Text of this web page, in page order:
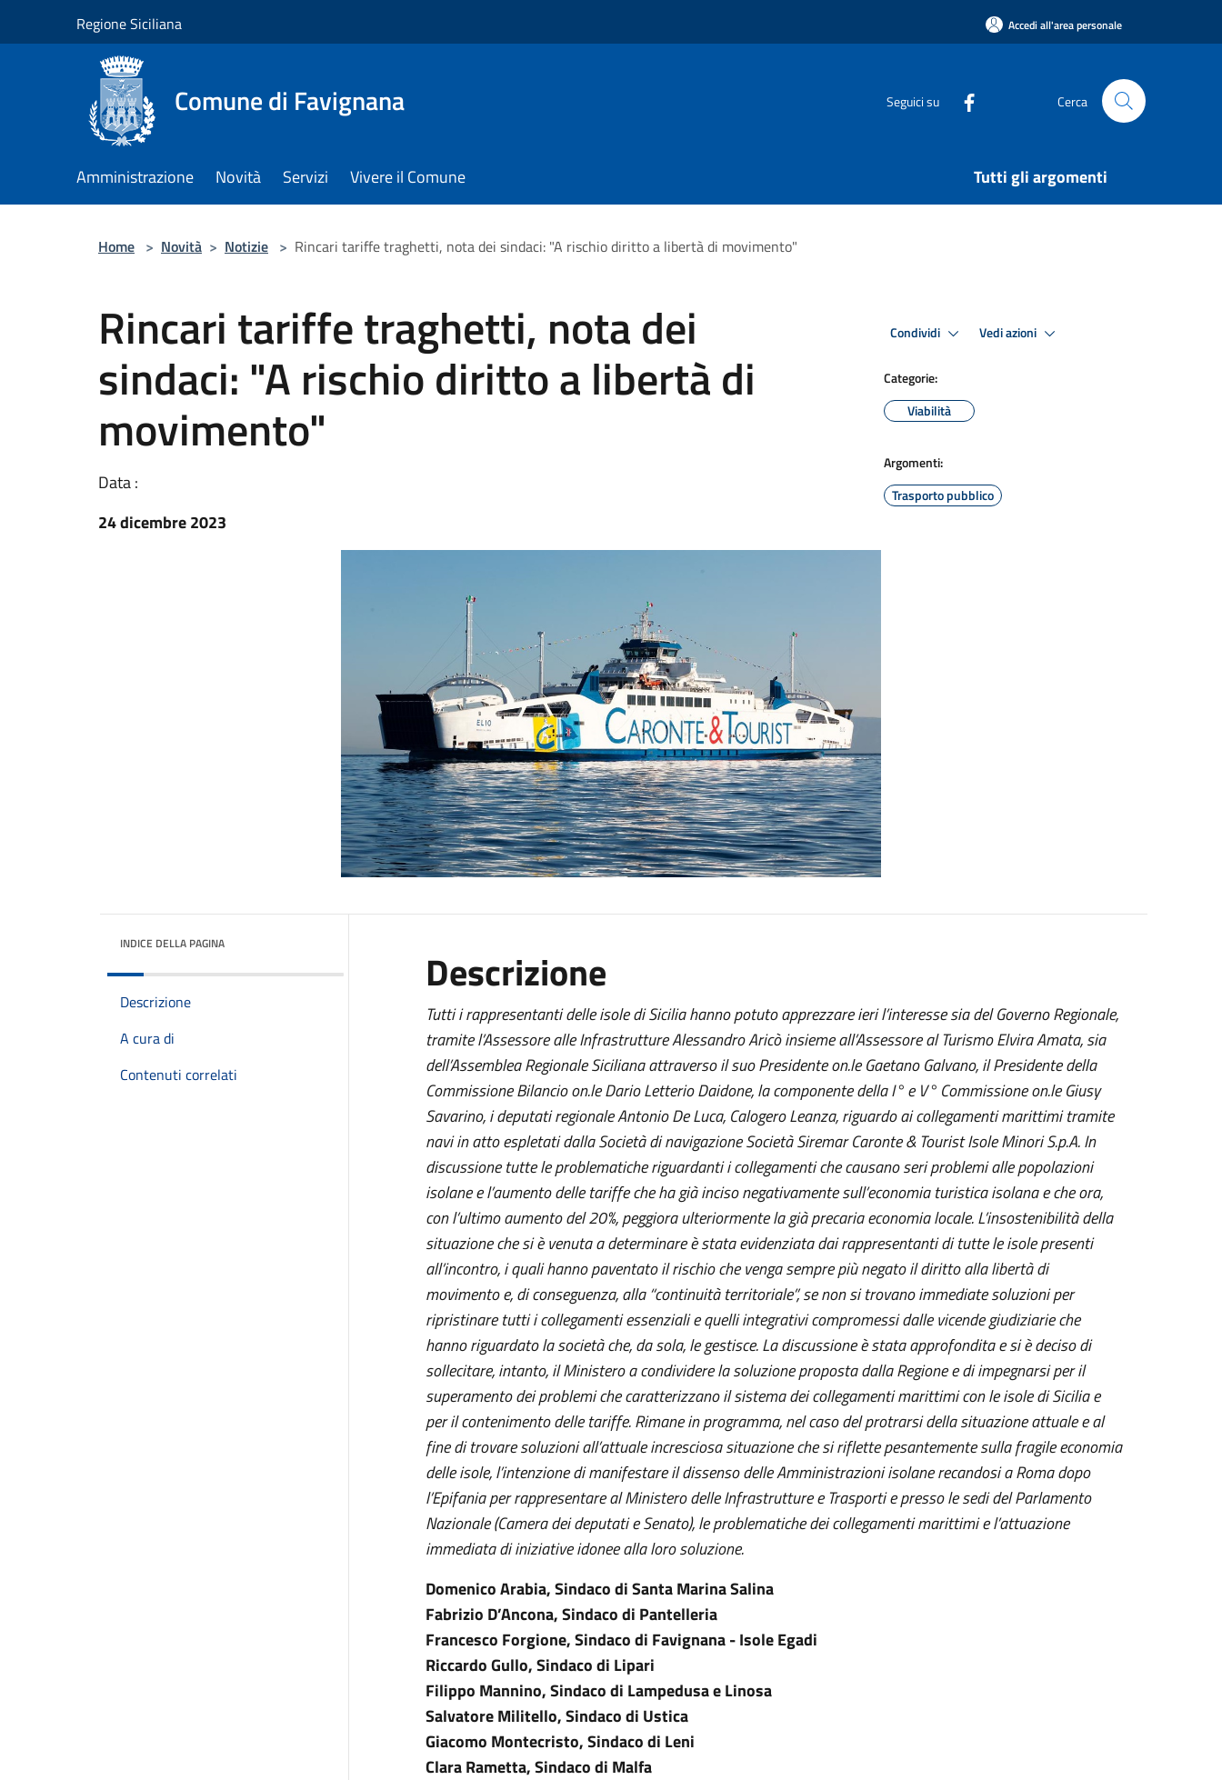
Regione Siciliana Accedi all'area personale
Comune di Favignana Seguici su Cerca
Amministrazione Novità Servizi Vivere il Comune Tutti gli argomenti
Home > Novità > Notizie > Rincari tariffe traghetti, nota dei sindaci: "A rischio diritto a libertà di movimento"
Rincari tariffe traghetti, nota dei
sindaci: "A rischio diritto a libertà di
movimento"
Data :
24 dicembre 2023
Condividi Vedi azioni
Categorie:
Viabilità
Argomenti:
Trasporto pubblico
INDICE DELLA PAGINA
Descrizione
A cura di
Contenuti correlati
Descrizione
Tutti i rappresentanti delle isole di Sicilia hanno potuto apprezzare ieri l’interesse sia del Governo Regionale,
tramite l’Assessore alle Infrastrutture Alessandro Aricò insieme all’Assessore al Turismo Elvira Amata, sia
dell’Assemblea Regionale Siciliana attraverso il suo Presidente on.leGaetano Galvano, il Presidente della
Commissione Bilancio on.le Dario Letterio Daidone, la componente della I° e V° Commissione on.le Giusy
Savarino, i deputati regionale Antonio De Luca, Calogero Leanza, riguardo ai collegamenti marittimi tramite
navi in atto espletati dalla Società di navigazione Società Siremar Caronte & Tourist Isole Minori S.p.A. In
discussione tutte le problematiche riguardanti i collegamenti che causano seri problemi alle popolazioni
isolane e l’aumento delle tariffe che ha già inciso negativamente sull’economia turistica isolana e che ora,
con l’ultimo aumento del 20%, peggiora ulteriormente la già precaria economia locale. L’insostenibilità della
situazione che si è venuta a determinare è stata evidenziata dai rappresentanti di tutte le isole presenti
all’incontro, i quali hanno paventato il rischio che venga sempre più negato il diritto alla libertà di
movimento e, di conseguenza, alla “continuità territoriale”, se non si trovano immediate soluzioni per
ripristinare tutti i collegamenti essenziali e quelli integrativi compromessi dalle vicende giudiziarie che
hanno riguardato la società che, da sola, le gestisce. La discussione è stata approfondita e si è deciso di
sollecitare, intanto, il Ministero a condividere la soluzione proposta dalla Regione e di impegnarsi per il
superamento dei problemi checaratterizzano il sistema dei collegamenti marittimi con le isole di Sicilia e
per il contenimento delle tariffe. Rimane in programma, nel caso del protrarsi della situazione attuale e al
fine di trovare soluzioni all’attuale incresciosa situazione che si riflette pesantemente sulla fragile economia
delleisole, l’intenzione di manifestare il dissenso delle Amministrazioni isolane recandosi a Roma dopo
l’Epifania per rappresentare al Ministero delle Infrastrutture e Trasporti e presso le sedi del Parlamento
Nazionale (Camera dei deputati e Senato), le problematiche dei collegamenti marittimie l’attuazione
immediata di iniziative idonee alla loro soluzione.
Domenico Arabia, Sindaco di Santa Marina Salina
Fabrizio D’Ancona, Sindaco di Pantelleria
Francesco Forgione, Sindaco di Favignana - Isole Egadi
Riccardo Gullo, Sindaco di Lipari
Filippo Mannino, Sindaco di Lampedusa e Linosa
Salvatore Militello, Sindaco di Ustica
Giacomo Montecristo, Sindaco di Leni
Clara Rametta, Sindaco di Malfa